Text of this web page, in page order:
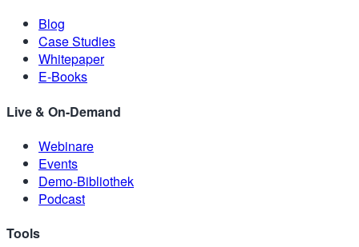
Blog
Case Studies
Whitepaper
E-Books
Live & On-Demand
Webinare
Events
Demo-Bibliothek
Podcast
Tools